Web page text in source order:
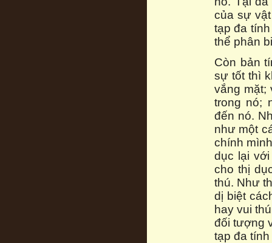
của sự
tạp đa
thể phân
Còn bản
sự tốt thì
vắng mặt;
trong nó;
đến nó.
như một
chính
dục lại
cho thị
thú. Như
dị biệt
hay vui
đối tượng
tạp đa